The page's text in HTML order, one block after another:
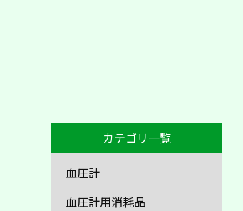
カテゴリ一覧
血圧計
血圧計用消耗品